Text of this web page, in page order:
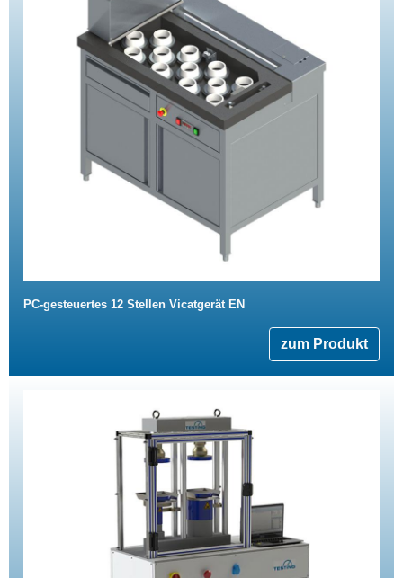
PC-gesteuertes 12 Stellen Vicatgerät EN
zum Produkt